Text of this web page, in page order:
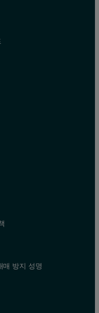
매 방지 성명